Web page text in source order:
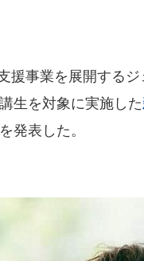
事業を展開するジ
生を対象に実施した
発表した。